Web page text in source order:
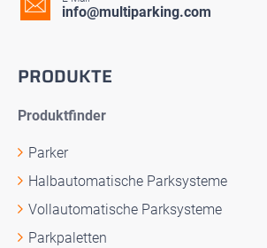
info@multiparking.com
PRODUKTE
Produktfinder
Parker
Halbautomatische Parksysteme
Vollautomatische Parksysteme
Parkpaletten